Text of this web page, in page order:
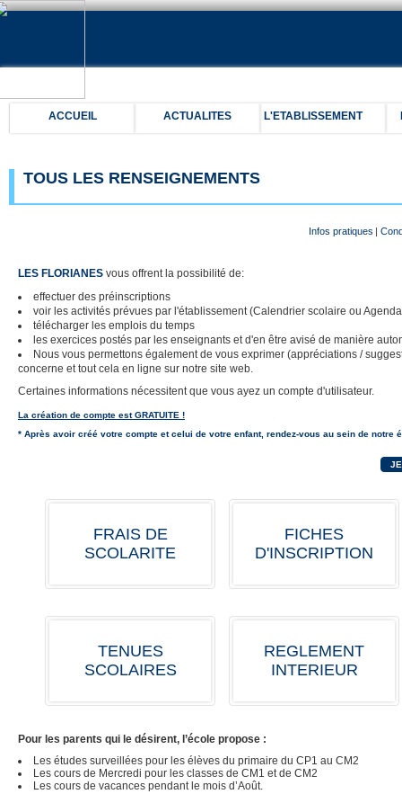
ACCUEIL ACTUALITES L'ETABLISSEMENT
TOUS LES RENSEIGNEMENTS
|
Infos pratiques
LES FLORIANES vous offrent la possibilité de:
effectuer des préinscriptions
voir les activités prévues par l'établissement (Calendrier scolaire ou
télécharger les emplois du temps
les exercices postés par les enseignants et d'en être avisé de manière
Nous vous permettons également de vous exprimer (appréciations /
concerne et tout cela en ligne sur notre site web.
Certaines informations nécessitent que vous ayez un compte d'utilisateur.
La création de compte est GRATUITE !
* Après avoir créé votre compte et celui de votre enfant, rendez-vous au sein de notre
FRAIS DE
SCOLARITE
FICHES
D'INSCRIPTION
TENUES
SCOLAIRES
REGLEMENT
INTERIEUR
Pour les parents qui le désirent, l’école propose :
Les études surveillées pour les élèves du primaire du CP1 au CM2
Les cours de Mercredi pour les classes de CM1 et de CM2
Les cours de vacances pendant le mois d’Août.